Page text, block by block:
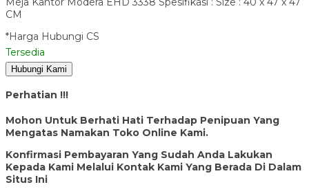
CM
*Harga Hubungi CS
Tersedia
Hubungi Kami
Perhatian !!!
Mohon Untuk Berhati Hati Terhadap Penipuan Yang
Mengatas Namakan Toko Online Kami.
Konfirmasi Pembayaran Yang Sudah Anda Lakukan
Kepada Kami Melalui Kontak Kami Yang Berada Di Dalam
Situs Ini